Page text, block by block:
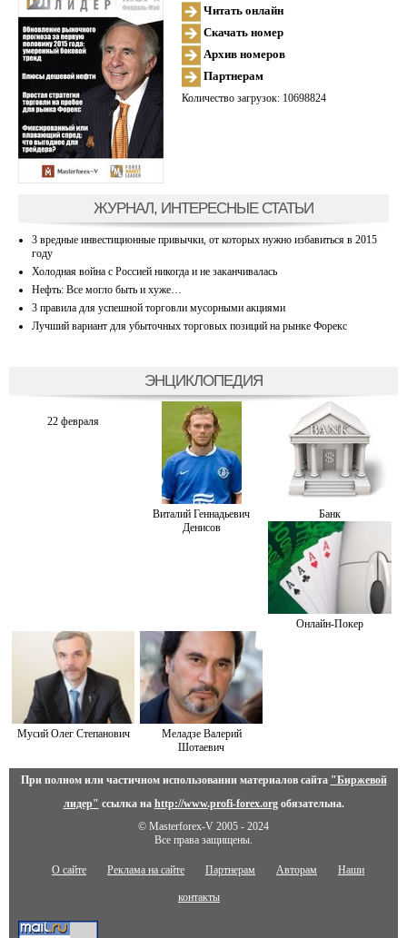
Читать онлайн
Скачать номер
Архив номеров
Партнерам
Количество загрузок: 10698824
ЖУРНАЛ, ИНТЕРЕСНЫЕ СТАТЬИ
3 вредные инвестиционные привычки, от которых нужно избавиться в 2015
году
Холодная война с Россией никогда и не заканчивалась
Нефть: Все могло быть и хуже…
3 правила для успешной торговли мусорными акциями
Лучший вариант для убыточных торговых позиций на рынке Форекс
ЭНЦИКЛОПЕДИЯ
22 февраля
Витaлий Геннадьевич
Денисов
Банк
Онлайн-Покер
Мусий Олег Степанович
Меладзе Валерий
Шотаевич
При полном или частичном использовании материалов сайта "Биржевой
лидер" ссылка на http://www.profi-forex.orgобязательна.
© Masterforex-V 2005 - 2024
Все права защищены.
О сайте Реклама на сайте Партнерам Авторам Наши
контакты